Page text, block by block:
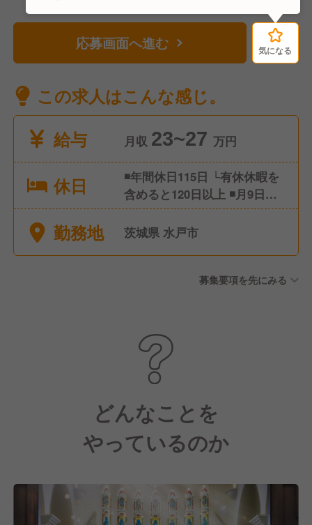
応募画面へ進む 気になる
この求人はこんな感じ。
給与
月収 23~27 万円
休日
◾️年間休日115日 └有休休暇を
含めると120日以上 ◾️月9日休
み └週休2日制(火曜定休日＋
他1日) ◾️半休制度 ◾️有給休暇 ◾️
休暇(半年に1度、土日休暇)
10日間)※対象社員全員が休暇
を消化 ◾️産前産後休暇・育児
休暇(実績あり、復帰率100%)
勤務地 茨城県 水戸市
募集要項を先にみる
どんなことを
やっているのか
気になる